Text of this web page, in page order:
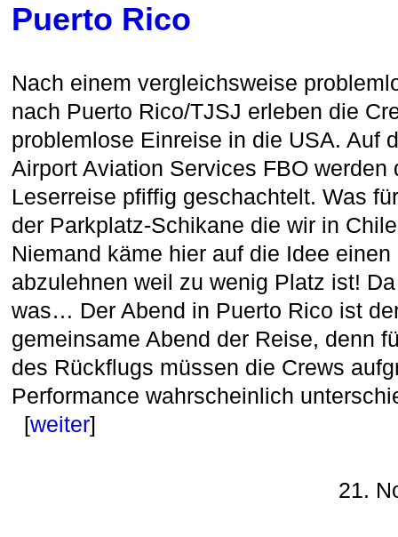
Puerto Rico
Nach einem vergleichsweise
nach Puerto Rico/TJSJ erleben die
problemlose Einreise in die USA. Auf
Airport Aviation Services FBO werden
Leserreise pfiffig geschachtelt. Was
der Parkplatz-Schikane die wir in
Niemand käme hier auf die Idee
abzulehnen weil zu wenig Platz ist!
was… Der Abend in Puerto Rico ist
gemeinsame Abend der Reise, denn
des Rückflugs müssen die Crews
Performance wahrscheinlich
[weiter]
21.